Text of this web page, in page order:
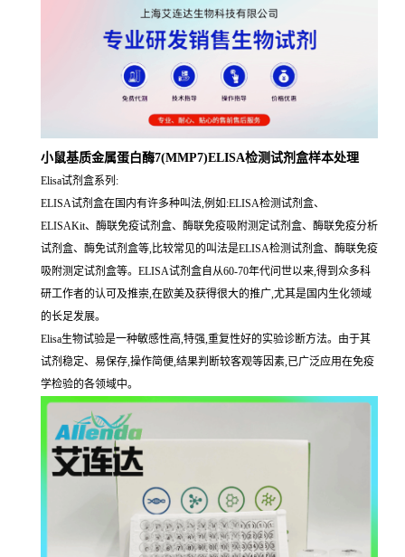
小鼠基质金属蛋白酶7(MMP7)ELISA检测试剂盒样本处理
Elisa试剂盒系列:
ELISA试剂盒在国内有许多种叫法,例如:ELISA检测试剂盒、
ELISAKit、酶联免疫试剂盒、酶联免疫吸附测定试剂盒、酶联免疫分析
试剂盒、酶免试剂盒等,比较常见的叫法是ELISA检测试剂盒、酶联免疫
吸附测定试剂盒等。ELISA试剂盒自从60-70年代问世以来,得到众多科
研工作者的认可及推崇,在欧美及获得很大的推广,尤其是国内生化领域
的长足发展。
Elisa生物试验是一种敏感性高,特强,重复性好的实验诊断方法。由于其
试剂稳定、易保存,操作简便,结果判断较客观等因素,已广泛应用在免疫
学检验的各领域中。